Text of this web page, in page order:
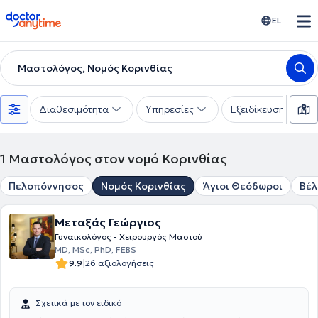
doctoranytime EL
Μαστολόγος, Νομός Κορινθίας
Διαθεσιμότητα Υπηρεσίες Εξειδίκευση
1 Μαστολόγος στον νομό Κορινθίας
Πελοπόννησος Νομός Κορινθίας Άγιοι Θεόδωροι
Μεταξάς Γεώργιος
Γυναικολόγος - Χειρουργός Μαστού
MD, MSc, PhD, FEBS
9.9|26 αξιολογήσεις
Σχετικά με τον ειδικό